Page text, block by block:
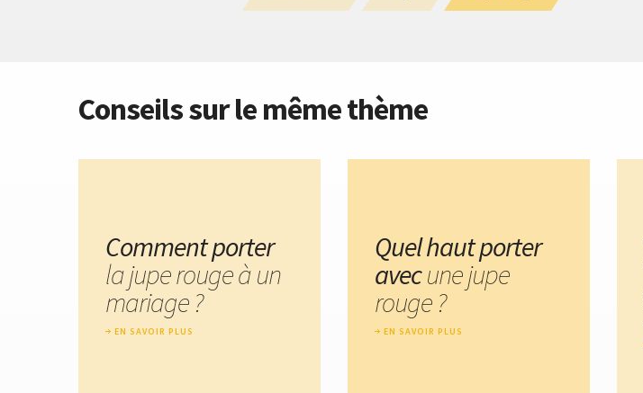
Conseils sur le même thème
Comment porter
la jupe rouge à un
mariage ?
EN SAVOIR PLUS
Quel haut porter
avecune jupe
rouge ?
EN SAVOIR PLUS